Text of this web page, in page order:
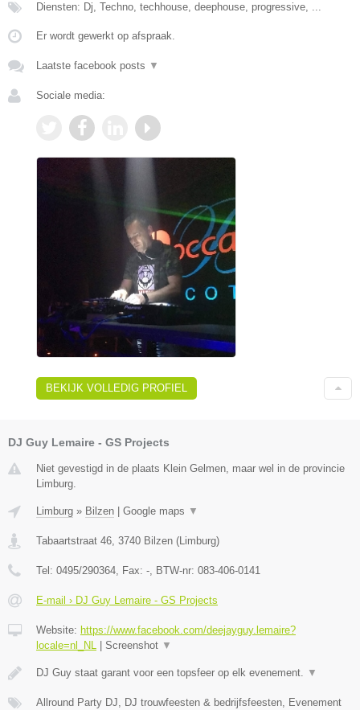
Diensten: Dj, Techno, techhouse, deephouse, progressive, ...
Er wordt gewerkt op afspraak.
Laatste facebook posts ▼
Sociale media:
BEKIJK VOLLEDIG PROFIEL
DJ Guy Lemaire - GS Projects
Niet gevestigd in de plaats Klein Gelmen, maar wel in de provincie
Limburg.
Limburg » Bilzen Google maps ▼
Tabaartstraat 46, 3740 Bilzen (Limburg)
Tel: 0495/290364, Fax: -, BTW-nr: 083-406-0141
E-mail › DJ Guy Lemaire - GS Projects
Website: https://www.facebook.com/deejayguy.lemaire?
locale=nl_NL
Screenshot ▼
DJ Guy staat garant voor een topsfeer op elk evenement. ▼
Allround Party DJ, DJ trouwfeesten & bedrijfsfeesten, Evenement